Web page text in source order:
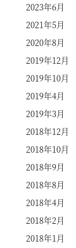
2023年6月
2021年5月
2020年8月
2019年12月
2019年10月
2019年4月
2019年3月
2018年12月
2018年10月
2018年9月
2018年8月
2018年4月
2018年2月
2018年1月